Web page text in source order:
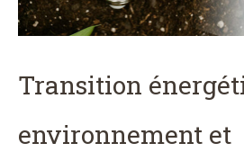
Transition
environnement et